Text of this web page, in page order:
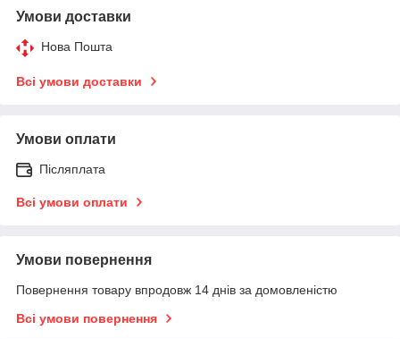
Умови доставки
Нова Пошта
Всі умови доставки
Умови оплати
Післяплата
Всі умови оплати
Умови повернення
Повернення товару впродовж 14 днів за домовленістю
Всі умови повернення